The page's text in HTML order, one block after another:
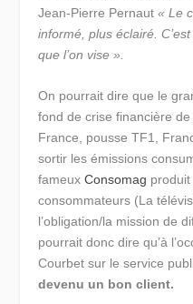
Jean-Pierre Pernaut« Le
informé, plus éclairé.
que l’on vise ».
On pourrait dire que le
fond de crise financière
France, pousse TF1,
sortir les émissions
fameuxConsomag produit
consommateurs (La
l’obligation/la mission de
pourrait donc dire qu’à
Courbet sur le service
devenu un bon client.